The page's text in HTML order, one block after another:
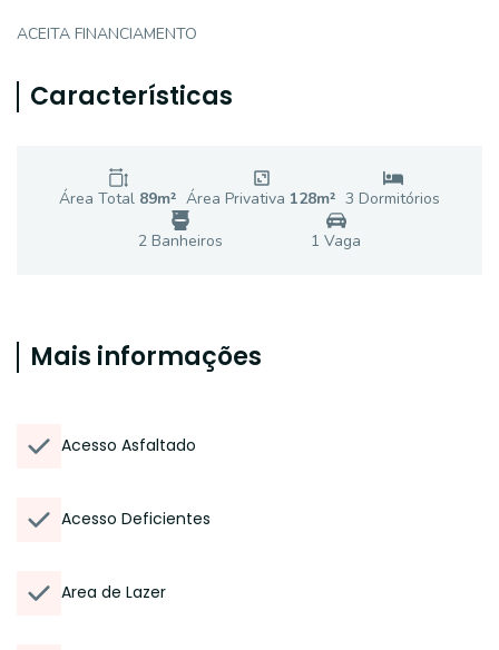
ACEITA FINANCIAMENTO
Características
Área Total 89m² Área Privativa 128m² 3 Dormitórios
2 Banheiros 1 Vaga
Mais informações
Acesso Asfaltado
Acesso Deficientes
Area de Lazer